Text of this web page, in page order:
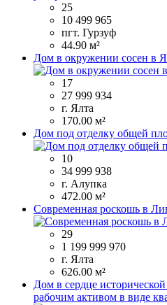
25
10 499 965
пгт. Гурзуф
44.90 м²
Дом в окружении сосен в
17
27 999 934
г. Ялта
170.00 м²
Дом под отделку общей
10
34 999 938
г. Алупка
472.00 м²
Современная роскошь в
29
1 199 999 970
г. Ялта
626.00 м²
Дом в сердце
рабочим активом в виде